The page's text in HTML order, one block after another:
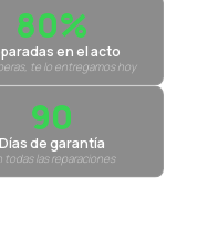
80%
en el acto
te lo entregamos hoy
90
Días de garantía
todas las reparaciones